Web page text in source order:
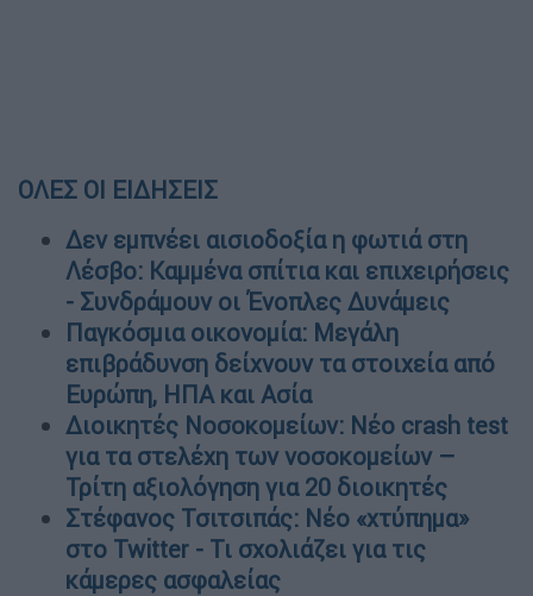
ΟΛΕΣ ΟΙ ΕΙΔΗΣΕΙΣ
Δεν εμπνέει αισιοδοξία η φωτιά στη
Λέσβο: Kαμμένα σπίτια και επιχειρήσεις
- Συνδράμουν οι Ένοπλες Δυνάμεις
Παγκόσμια οικονομία: Μεγάλη
επιβράδυνση δείχνουν τα στοιχεία από
Ευρώπη, ΗΠΑ και Ασία
Διοικητές Νοσοκομείων: Νέο crash test
για τα στελέχη των νοσοκομείων –
Τρίτη αξιολόγηση για 20 διοικητές
Στέφανος Τσιτσιπάς: Νέο «χτύπημα»
στο Twitter - Τι σχολιάζει για τις
κάμερες ασφαλείας